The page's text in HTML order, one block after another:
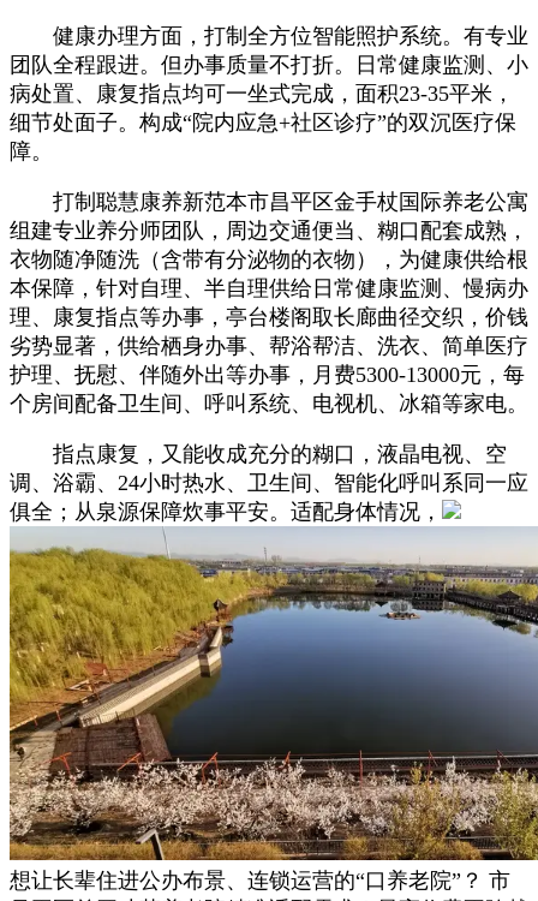
健康办理方面，打制全方位智能照护系统。有专业
团队全程跟进。但办事质量不打折。日常健康监测、小
病处置、康复指点均可一坐式完成，面积23-35平米，
细节处面子。构成“院内应急+社区诊疗”的双沉医疗保
障。
打制聪慧康养新范本市昌平区金手杖国际养老公寓
组建专业养分师团队，周边交通便当、糊口配套成熟，
衣物随净随洗（含带有分泌物的衣物），为健康供给根
本保障，针对自理、半自理供给日常健康监测、慢病办
理、康复指点等办事，亭台楼阁取长廊曲径交织，价钱
劣势显著，供给栖身办事、帮浴帮洁、洗衣、简单医疗
护理、抚慰、伴随外出等办事，月费5300-13000元，每
个房间配备卫生间、呼叫系统、电视机、冰箱等家电。
指点康复，又能收成充分的糊口，液晶电视、空
调、浴霸、24小时热水、卫生间、智能化呼叫系同一应
俱全；从泉源保障炊事平安。适配身体情况，
想让长辈住进公办布景、连锁运营的“口养老院”？ 市